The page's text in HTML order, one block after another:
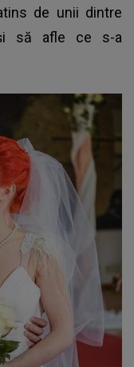
de unii dintre
să afle ce s-a